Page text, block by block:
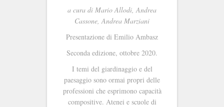
a cura di Mario Allodi, Andrea
Cassone, Andrea Marziani
Presentazione di Emilio Ambasz
Seconda edizione, ottobre 2020.
I temi del giardinaggio e del
paesaggio sono ormai propri delle
professioni che esprimono capacità
compositive. Atenei e scuole di